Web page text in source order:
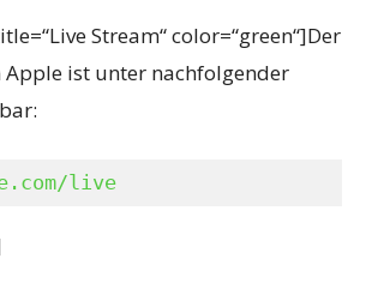
Stream“ color=“green“]Der
Apple ist unter nachfolgender
live